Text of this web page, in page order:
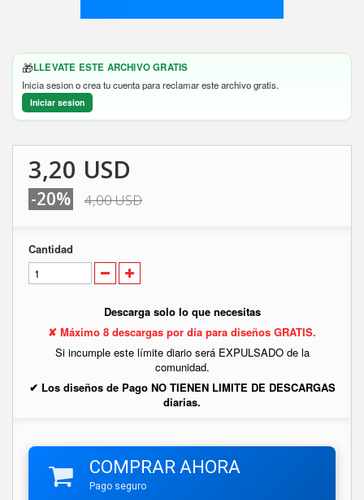
🎁LLEVATE ESTE ARCHIVO GRATIS
Inicia sesion o crea tu cuenta para reclamar este archivo gratis.
Iniciar sesion
3,20 USD
-20% 4,00 USD
Cantidad
Descarga solo lo que necesitas
✘ Máximo 8 descargas por día para diseños GRATIS.
Si incumple este límite diario será EXPULSADO de la
comunidad.
✔ Los diseños de Pago NO TIENEN LIMITE DE DESCARGAS
diarias.
COMPRAR AHORA
Pago seguro